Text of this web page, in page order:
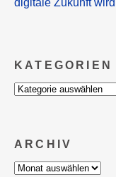
digitale Zukunft
KATEGORIEN
Kategorien
ARCHIV
Archiv